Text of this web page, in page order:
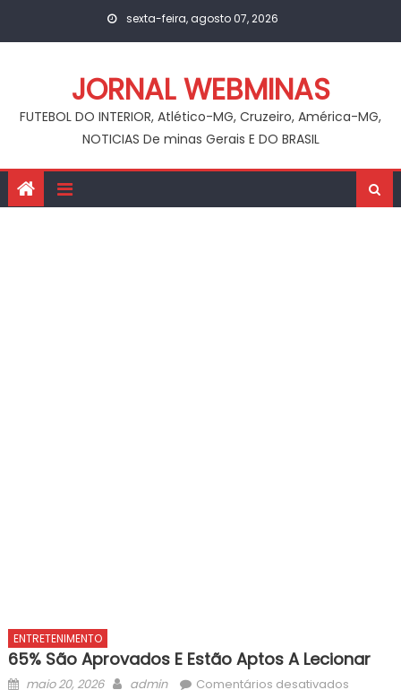
sexta-feira, agosto 07, 2026
JORNAL WEBMINAS
FUTEBOL DO INTERIOR, Atlético-MG, Cruzeiro, América-MG,
NOTICIAS De minas Gerais E DO BRASIL
ENTRETENIMENTO
65% São Aprovados E Estão Aptos A Lecionar
Posted
maio 20, 2026 Author
admin Comentários desativadosem